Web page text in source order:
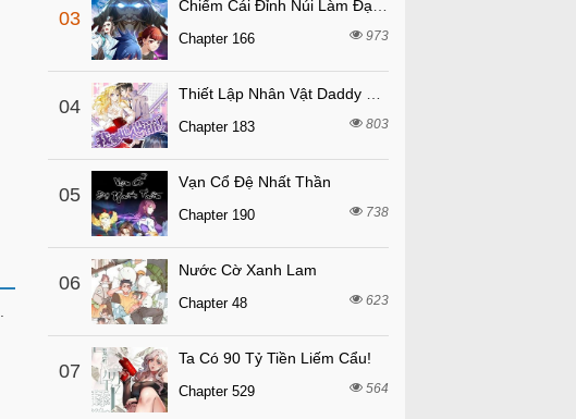
03
Chapter 166 973
04
Chapter 183 803
05
Vạn Cổ Đệ Nhất Thần
Chapter 190 738
06
Nước Cờ Xanh Lam
Chapter 48 623
07
Ta Có 90 Tỷ Tiền Liếm Cẩu!
Chapter 529 564